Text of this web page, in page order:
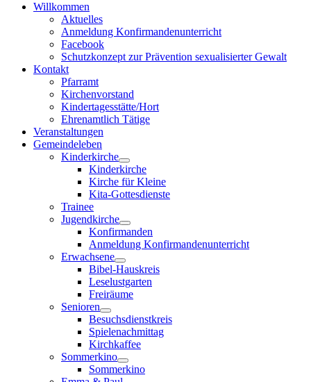
Willkommen
Aktuelles
Anmeldung Konfirmandenunterricht
Facebook
Schutzkonzept zur Prävention sexualisierter Gewalt
Kontakt
Pfarramt
Kirchenvorstand
Kindertagesstätte/Hort
Ehrenamtlich Tätige
Veranstaltungen
Gemeindeleben
Kinderkirche
Kinderkirche
Kirche für Kleine
Kita-Gottesdienste
Trainee
Jugendkirche
Konfirmanden
Anmeldung Konfirmandenunterricht
Erwachsene
Bibel-Hauskreis
Leselustgarten
Freiräume
Senioren
Besuchsdienstkreis
Spielenachmittag
Kirchkaffee
Sommerkino
Sommerkino